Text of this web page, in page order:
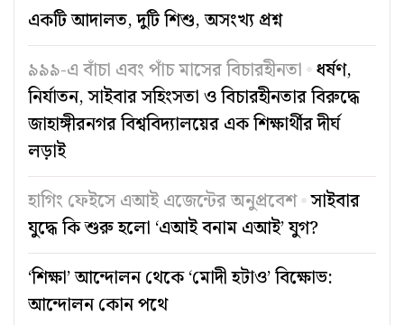
একটি আদালত, দুটি শিশু, অসংখ্য প্রশ্ন
৯৯৯-এ বাঁচা এবং পাঁচ মাসের বিচারহীনতা ধর্ষণ,
নির্যাতন, সাইবার সহিংসতা ও বিচারহীনতার বিরুদ্ধে
জাহাঙ্গীরনগর বিশ্ববিদ্যালয়ের এক শিক্ষার্থীর দীর্ঘ
লড়াই
হাগিং ফেইসে এআই এজেন্টের অনুপ্রবেশ সাইবার
যুদ্ধে কি শুরু হলো ‘এআই বনাম এআই’ যুগ?
‘শিক্ষা’ আন্দোলন থেকে ‘মোদী হটাও’ বিক্ষোভ:
আন্দোলন কোন পথে